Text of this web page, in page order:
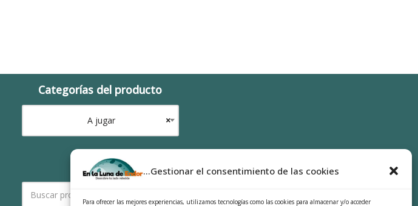
...Gestionar el consentimiento de las cookies
Para ofrecer las mejores experiencias, utilizamos tecnologías como las cookies para almacenar y/o acceder
Categorías del producto
×
A jugar
Búscalo